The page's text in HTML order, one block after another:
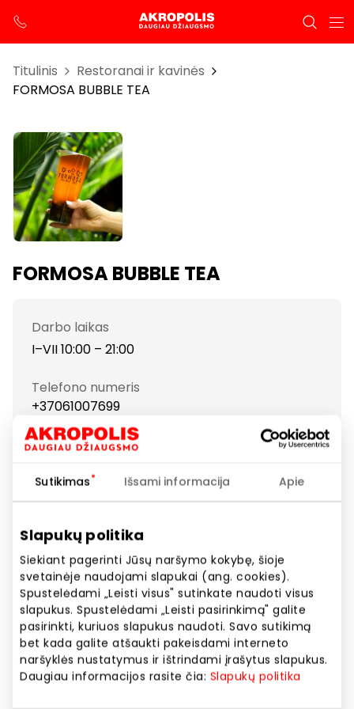
Sutikimas Išsami informacija Apie
Slapukų politika
Siekiant pagerinti Jūsų naršymo kokybę, šioje
svetainėje naudojami slapukai (ang. cookies).
Spustelėdami „Leisti visus" sutinkate naudoti visus
slapukus. Spustelėdami „Leisti pasirinkimą" galite
pasirinkti, kuriuos slapukus naudoti. Savo sutikimą
bet kada galite atšaukti pakeisdami interneto
naršyklės nustatymus ir ištrindami įrašytus slapukus.
Daugiau informacijos rasite čia: Slapukų politika
Titulinis
Restoranai ir kavinės
FORMOSA BUBBLE TEA
FORMOSA BUBBLE TEA
Darbo laikas
I–VII 10:00 – 21:00
Telefono numeris
+37061007699
Svetainės adresas
Esame pirmasis autentiškos burbulinės arbatos
kavinių tinklas Lietuvoje. Visos arbatos bei kiti gėrimai
ruošiami pagal tradicinius Taivanietiškus receptus.
Mūsų meniu rasite arti 100 skirtingų gėrimų kurie
atsinaujina kiekvieną sezoną: tradicinių arbatų,
vaisinių arbatų, pieninių arbatų, kavų, šerbetinių
kokteilių bei pieninių kokteilių. Visus gėrimus galite
pagardinti įvairiais priedais tarp kurių rasite ir